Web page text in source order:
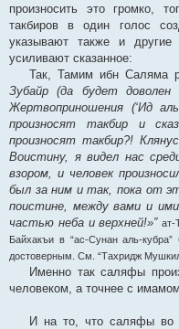
произносить это громко,
такбиров в один голос
указывают также и
усиливают сказанное:
Так, Тамим ибн Саляма
Зубайр (да будет
Жертвоприношения (‘Ид
произносят такбир и
произносят такбир?!
Воистину, я видел нас
взором, и человек
был за ним и так, пока от
поистине, между вами и
частью неба и верхней!»” ат-
Байхакъи в “ас-Сунан аль-
достоверным. См. “Тахридж
Именно так саляфы
человеком, а точнее с имамом.
И на то, что саляфы во